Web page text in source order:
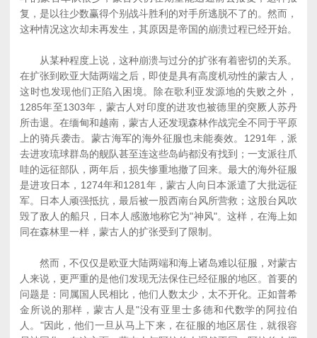
复，是以往少数赢得个别战斗胜利的对手所逃脱不了的。然而，
这种情况这次却未再发生，其原因是帝国的崩溃过程已经开始。
从某种程度上说，这种崩溃与过分的扩张有着密切的关系。
在扩张到欧亚大陆两端之后，即使是具有高度机动性的蒙古人，
这时也发现他们正陷入困境。除在歌利亚发源地的失败之外，
1285年至1303年，蒙古人对印度的进攻也被德里的突厥人苏丹
所击退。在缅甸和越南，蒙古人还发现森林作战完全不同于平原
上的骑兵袭击。蒙古海军的海外征服也未能奏效。1291年，派
去进攻琉球群岛的舰队甚至连这些岛屿都没有找到；一支派往爪
哇的远征部队，两年后，损失惨重地撤了回来。最大的海外征服
是进攻日本，1274年和1281年，蒙古人向日本派遣了大批远征
军。日本人顽强抵抗，最后被一股西南台风所营救；这股台风吹
毁了敌人的船只，日本人感激地称它为"神风"。这样，在海上如
同在森林里一样，蒙古人的扩张受到了限制。
然而，不仅仅是欧亚大陆两端和海上诸岛难以征服，对蒙古
人来说，更严重的是他们发现无法保住已经征服的地区。首要的
问题是：同属国人民相比，他们人数太少，太不开化。正如普希
金所说的那样，蒙古人是"没有亚里士多德和代数学的阿拉伯
人。"因此，他们一旦从马上下来，在征服的地区居住，就很容